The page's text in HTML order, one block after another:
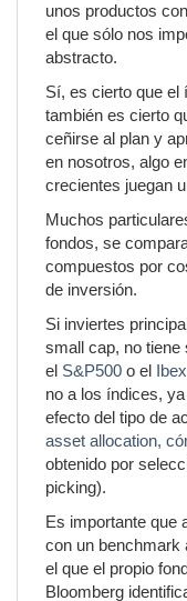
unos productos
el que sólo nos
abstracto.
Sí, es cierto que el
también es cierto
ceñirse al plan y
en nosotros, algo
crecientes juegan
Muchos
fondos, se
compuestos por
de inversión.
Si inviertes
small cap, no tiene
el S&P500 o el Ibex
no a los índices,
efecto del tipo de
asset allocation,
obtenido por
picking).
Es importante que
con un benchmark
el que el propio
Bloomberg